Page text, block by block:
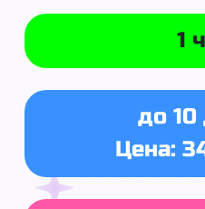
1
до 10
Цена: